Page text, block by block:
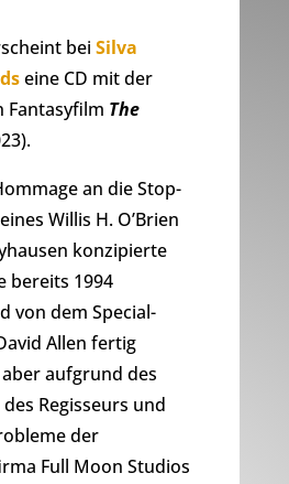
bei Silva
eine CD mit der
Fantasyfilm The
an die Stop-
Willis H. O’Brien
konzipierte
bereits 1994
von dem Special-
Allen fertig
aufgrund des
Regisseurs und
der
Full Moon Studios